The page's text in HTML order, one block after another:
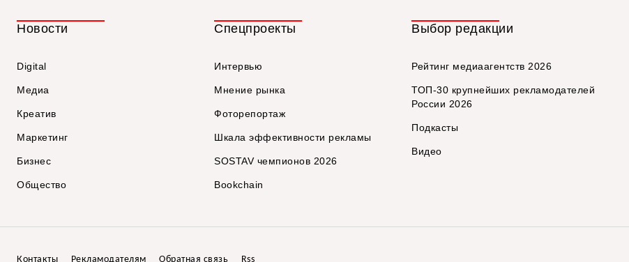
Новости
Digital
Медиа
Креатив
Маркетинг
Бизнес
Общество
Спецпроекты
Интервью
Мнение рынка
Фоторепортаж
Шкала эффективности рекламы
SOSTAV чемпионов 2026
Bookchain
Выбор редакции
Рейтинг медиаагентств 2026
ТОП-30 крупнейших рекламодателей
России 2026
Подкасты
Видео
Контакты Рекламодателям Обратная связь Rss